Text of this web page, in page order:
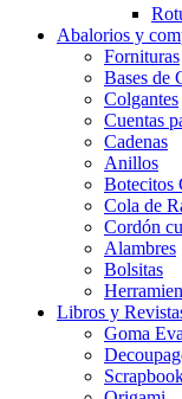
Abalorios y
Fornituras
Bases de
Colgantes
Cuentas
Cadenas
Anillos
Botecitos
Cola de
Cordón
Alambres
Bolsitas
Libros y
Goma Eva